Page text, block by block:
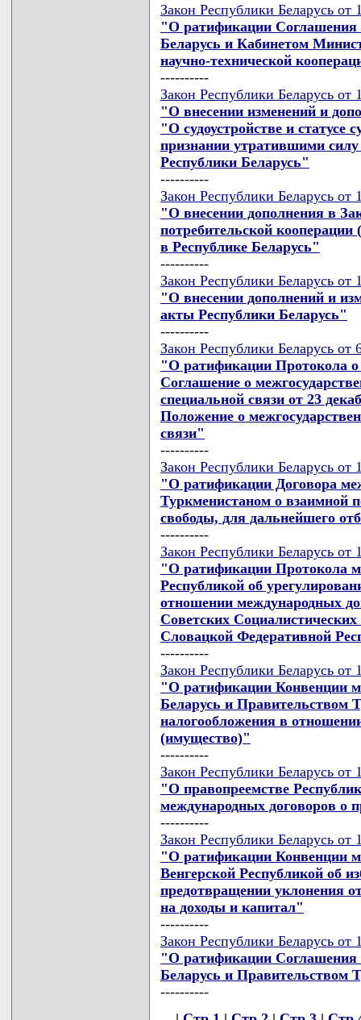
Закон Республики Беларусь от
"О ратификации Соглашения
Беларусь и Кабинетом
научно-технической
----------
Закон Республики Беларусь от
"О внесении изменений и
"О судоустройстве и статусе
признании утратившими
Республики Беларусь"
----------
Закон Республики Беларусь от
"О внесении дополнения в
потребительской
в Республике Беларусь"
----------
Закон Республики Беларусь от
"О внесении дополнений и
акты Республики Беларусь"
----------
Закон Республики Беларусь
"О ратификации Протокола о
Соглашение о
специальной связи от 23
Положение о
связи"
----------
Закон Республики Беларусь
"О ратификации Договора
Туркменистаном о взаимной
свободы, для дальнейшего
----------
Закон Республики Беларусь
"О ратификации Протокола
Республикой об
отношении международных
Советских
Словацкой Федеративной
----------
Закон Республики Беларусь
"О ратификации Конвенции
Беларусь и Правительством
налогообложения в
(имущество)"
----------
Закон Республики Беларусь
"О правопреемстве
международных договоров о
----------
Закон Республики Беларусь
"О ратификации Конвенции
Венгерской Республикой об
предотвращении уклонения
на доходы и капитал"
----------
Закон Республики Беларусь
"О ратификации Соглашения
Беларусь и Правительством
----------